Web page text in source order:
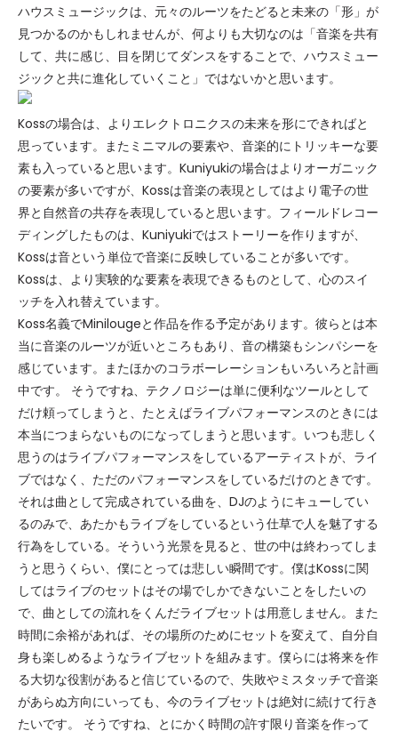
ハウスミュージックは、元々のルーツをたどると未来の「形」が
見つかるのかもしれませんが、何よりも大切なのは「音楽を共有
して、共に感じ、目を閉じてダンスをすることで、ハウスミュー
ジックと共に進化していくこと」ではないかと思います。
Kossの場合は、よりエレクトロニクスの未来を形にできればと
思っています。またミニマルの要素や、音楽的にトリッキーな要
素も入っていると思います。Kuniyukiの場合はよりオーガニック
の要素が多いですが、Kossは音楽の表現としてはより電子の世
界と自然音の共存を表現していると思います。フィールドレコー
ディングしたものは、Kuniyukiではストーリーを作りますが、
Kossは音という単位で音楽に反映していることが多いです。
Kossは、より実験的な要素を表現できるものとして、心のスイ
ッチを入れ替えています。
Koss名義でMinilougeと作品を作る予定があります。彼らとは本
当に音楽のルーツが近いところもあり、音の構築もシンパシーを
感じています。またほかのコラボーレーションもいろいろと計画
中です。 そうですね、テクノロジーは単に便利なツールとして
だけ頼ってしまうと、たとえばライブパフォーマンスのときには
本当につまらないものになってしまうと思います。いつも悲しく
思うのはライブパフォーマンスをしているアーティストが、ライ
ブではなく、ただのパフォーマンスをしているだけのときです。
それは曲として完成されている曲を、DJのようにキューしてい
るのみで、あたかもライブをしているという仕草で人を魅了する
行為をしている。そういう光景を見ると、世の中は終わってしま
うと思うくらい、僕にとっては悲しい瞬間です。僕はKossに関
してはライブのセットはその場でしかできないことをしたいの
で、曲としての流れをくんだライブセットは用意しません。また
時間に余裕があれば、その場所のためにセットを変えて、自分自
身も楽しめるようなライブセットを組みます。僕らには将来を作
る大切な役割があると信じているので、失敗やミスタッチで音楽
があらぬ方向にいっても、今のライブセットは絶対に続けて行き
たいです。 そうですね、とにかく時間の許す限り音楽を作って